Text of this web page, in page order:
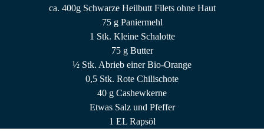
ca. 400g Schwarze Heilbutt Filets ohne Haut
75 g Paniermehl
1 Stk. Kleine Schalotte
75 g Butter
½ Stk. Abrieb einer Bio-Orange
0,5 Stk. Rote Chilischote
40 g Cashewkerne
Etwas Salz und Pfeffer
1 EL Rapsöl